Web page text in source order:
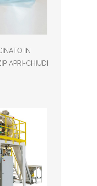
IN
APRI-CHIUDI